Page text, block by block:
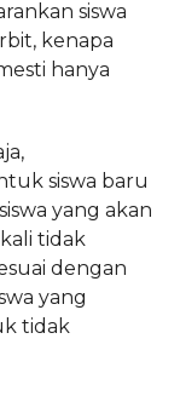
siswa
kenapa
hanya
siswa baru
yang akan
tidak
dengan
yang
tidak